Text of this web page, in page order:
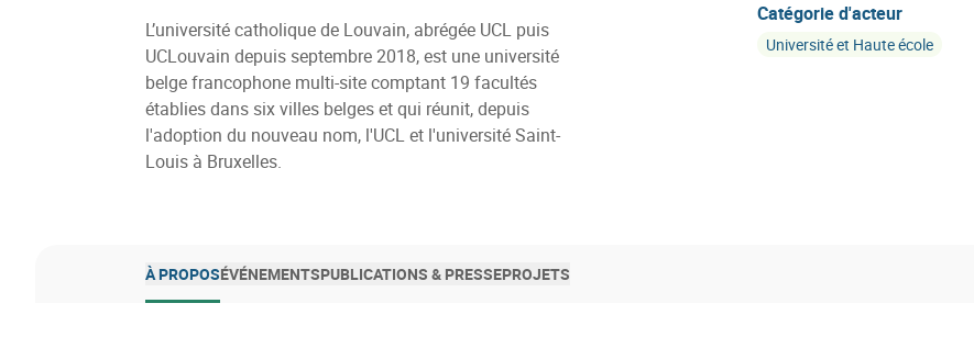
L’université catholique de Louvain, abrégée UCL puis
UCLouvain depuis septembre 2018, est une université
belge francophone multi-site comptant 19 facultés
établies dans six villes belges et qui réunit, depuis
l'adoption du nouveau nom, l'UCL et l'université Saint-
Louis à Bruxelles.
Catégorie d'acteur
Université et Haute école
À PROPOSÉVÉNEMENTSPUBLICATIONS & PRESSEPROJETS